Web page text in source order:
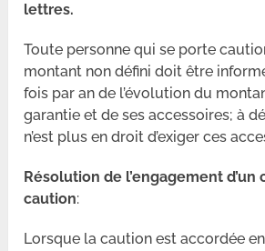
lettres.
Toute personne qui se porte
montant non défini doit être
fois par an de l’évolution du
garantie et de ses accessoires; à
n’est plus en droit d’exiger ces
Résolution de l’engagement d’un
caution:
Lorsque la caution est accordée